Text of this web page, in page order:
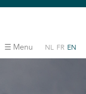
Menu NL FR EN